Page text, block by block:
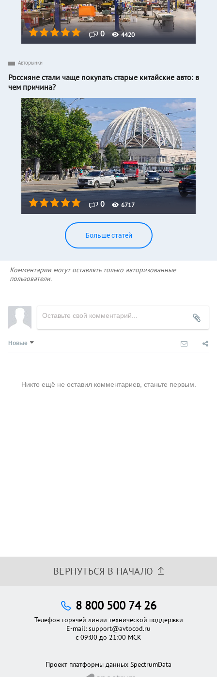
0 4420
0 6717
Авторынки
Россияне стали чаще покупать старые китайские авто: в
чем причина?
Больше статей
Комментарии могут оставлять только авторизованные
пользователи.
Новые
Никто ещё не оставил комментариев, станьте первым.
ВЕРНУТЬСЯ В НАЧАЛО
Проект платформы данных SpectrumData
8 800 500 74 26
Телефон горячей линии технической поддержки
E-mail: support@avtocod.ru
с 09:00 до 21:00 МСК